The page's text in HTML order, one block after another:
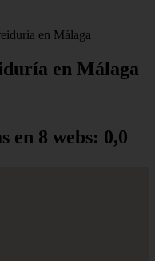
en Málaga
en Málaga
en 8 webs: 0,0